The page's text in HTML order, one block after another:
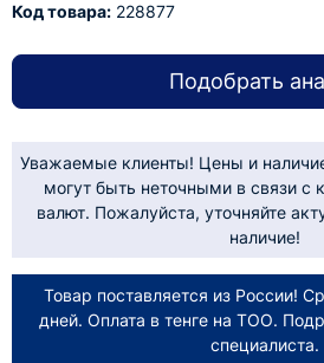
Код товара: 228877
Подобрать
Уважаемые клиенты! Цены и
могут быть неточными в связи с
валют. Пожалуйста, уточняйте
наличие!
Товар поставляется из России!
дней. Оплата в тенге на ТОО.
специалиста.